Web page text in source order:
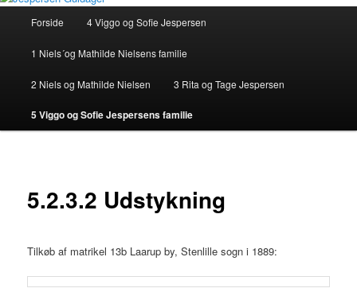
Forside 4 Viggo og Sofie Jespersen
1 Niels´og Mathilde Nielsens familie
2 Niels og Mathilde Nielsen 3 Rita og Tage Jespersen
5 Viggo og Sofie Jespersens familie
5.2.3.2 Udstykning
Tilkøb af matrikel 13b Laarup by, Stenlille sogn i 1889: